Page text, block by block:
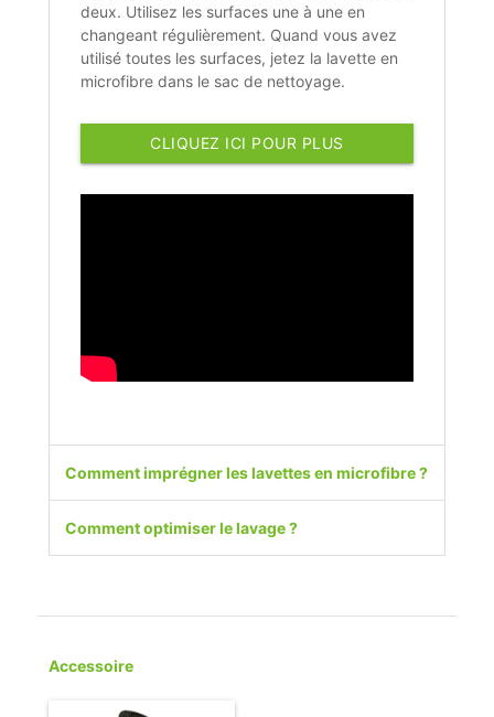
deux. Utilisez les surfaces une à une en
changeant régulièrement. Quand vous avez
utilisé toutes les surfaces, jetez la lavette en
microfibre dans le sac de nettoyage.
CLIQUEZ ICI POUR PLUS
Comment imprégner les lavettes en microfibre ?
Comment optimiser le lavage ?
Accessoire